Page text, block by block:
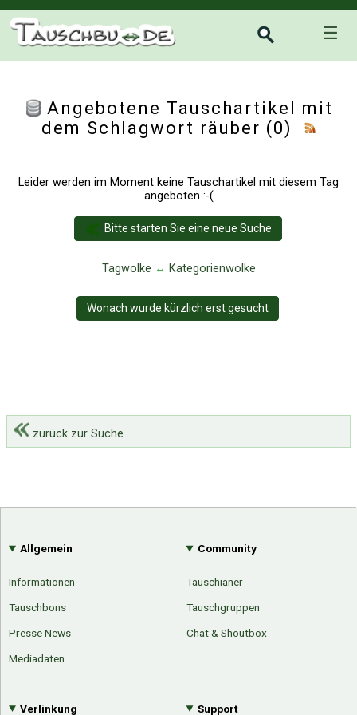
☰
Angebotene Tauschartikel mit
dem Schlagwort räuber (0)
Leider werden im Moment keine Tauschartikel mit diesem Tag
angeboten :-(
Bitte starten Sie eine neue Suche
Tagwolke ↔ Kategorienwolke
Wonach wurde kürzlich erst gesucht
zurück zur Suche
Allgemein
Informationen
Tauschbons
Presse News
Mediadaten
Community
Tauschianer
Tauschgruppen
Chat & Shoutbox
Verlinkung Support